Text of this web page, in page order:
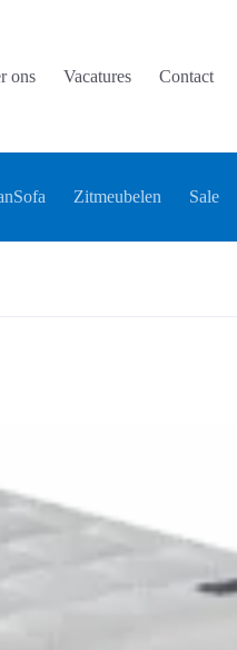
ons Vacatures Contact
Zitmeubelen Sale